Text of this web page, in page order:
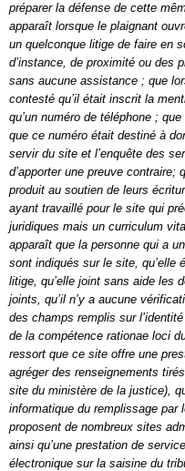
préparer la défense de cette
apparaît lorsque le plaignant
un quelconque litige de faire en
d’instance, de proximité ou des
sans aucune assistance ; que
contesté qu’il était inscrit la
qu’un numéro de téléphone ;
que ce numéro était destiné à
servir du site et l’enquête des
d’apporter une preuve
produit au soutien de leurs
ayant travaillé pour le site qui
juridiques mais un curriculum
apparaît que la personne qui a
sont indiqués sur le site, qu’elle
litige, qu’elle joint sans aide les
joints, qu’il n’y a aucune
des champs remplis sur
de la compétence rationae loci
ressort que ce site offre une
agréger des renseignements
site du ministère de la justice),
informatique du remplissage par
proposent de nombreux sites
ainsi qu’une prestation de
électronique sur la saisine du